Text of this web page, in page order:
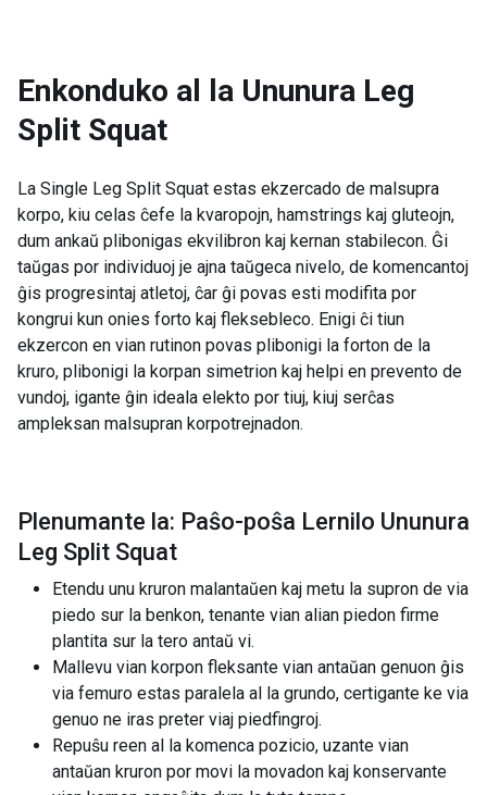
Enkonduko al la Ununura Leg
Split Squat
La Single Leg Split Squat estas ekzercado de malsupra
korpo, kiu celas ĉefe la kvaropojn, hamstrings kaj gluteojn,
dum ankaŭ plibonigas ekvilibron kaj kernan stabilecon. Ĝi
taŭgas por individuoj je ajna taŭgeca nivelo, de komencantoj
ĝis progresintaj atletoj, ĉar ĝi povas esti modifita por
kongrui kun onies forto kaj fleksebleco. Enigi ĉi tiun
ekzercon en vian rutinon povas plibonigi la forton de la
kruro, plibonigi la korpan simetrion kaj helpi en prevento de
vundoj, igante ĝin ideala elekto por tiuj, kiuj serĉas
ampleksan malsupran korpotrejnadon.
Plenumante la: Paŝo-poŝa Lernilo Ununura
Leg Split Squat
Etendu unu kruron malantaŭen kaj metu la supron de via
piedo sur la benkon, tenante vian alian piedon firme
plantita sur la tero antaŭ vi.
Mallevu vian korpon fleksante vian antaŭan genuon ĝis
via femuro estas paralela al la grundo, certigante ke via
genuo ne iras preter viaj piedfingroj.
Repuŝu reen al la komenca pozicio, uzante vian
antaŭan kruron por movi la movadon kaj konservante